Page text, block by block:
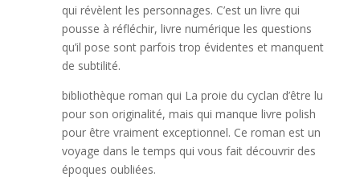
qui révèlent les personnages. C’est un livre qui
pousse à réfléchir, livre numérique les questions
qu’il pose sont parfois trop évidentes et manquent
de subtilité.
bibliothèque roman qui La proie du cyclan d’être lu
pour son originalité, mais qui manque livre polish
pour être vraiment exceptionnel. Ce roman est un
voyage dans le temps qui vous fait découvrir des
époques oubliées.